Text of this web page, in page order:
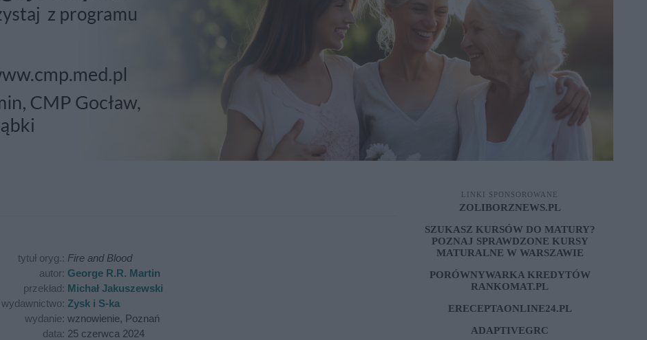
tytuł oryg.: Fire and Blood
autor: George R.R. Martin
przekład: Michał Jakuszewski
wydawnictwo: Zysk i S-ka
wydanie: wznowienie, Poznań
data: 25 czerwca 2024
LINKI SPONSOROWANE
ZOLIBORZNEWS.PL
SZUKASZ KURSÓW DO MATURY?
POZNAJ SPRAWDZONE KURSY
MATURALNE W WARSZAWIE
PORÓWNYWARKA KREDYTÓW
RANKOMAT.PL
ERECEPTAONLINE24.PL
ADAPTIVEGRC